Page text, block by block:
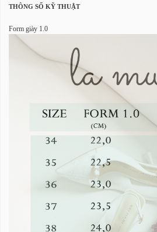
THÔNG SỐ KỸ THUẬT
Form giày 1.0